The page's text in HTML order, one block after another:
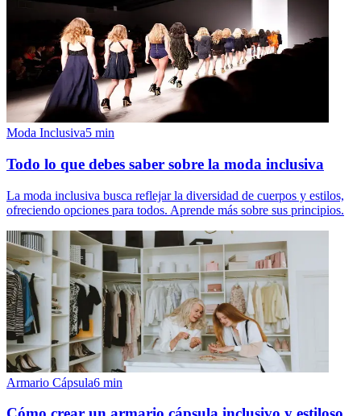
Moda Inclusiva5 min
Todo lo que debes saber sobre la moda inclusiva
La moda inclusiva busca reflejar la diversidad de cuerpos y estilos,
ofreciendo opciones para todos. Aprende más sobre sus principios.
Armario Cápsula6 min